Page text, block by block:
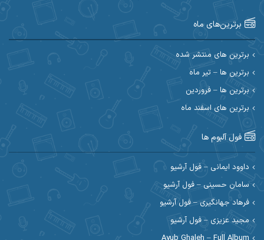
احسان امیدوار
احسان حیدری احسان دریادل
احسان رمضانی احسان علیانی
احسان کریمی احسان کمری
احسان مرادیان احمد اسلامی
احمد بیرانوند
احمد صحراییان
احمد نازدار احمد نوریان
برترین‌های ماه
برترین های منتشر شده
برترین ها – تیر ماه
برترین ها – فروردین
برترین های اسفند ماه
فول آلبوم ها
داوود ایمانی – فول آرشیو
سامان حسینی – فول آرشیو
فرهاد جهانگیری – فول آرشیو
مجید عزیزی – فول آرشیو